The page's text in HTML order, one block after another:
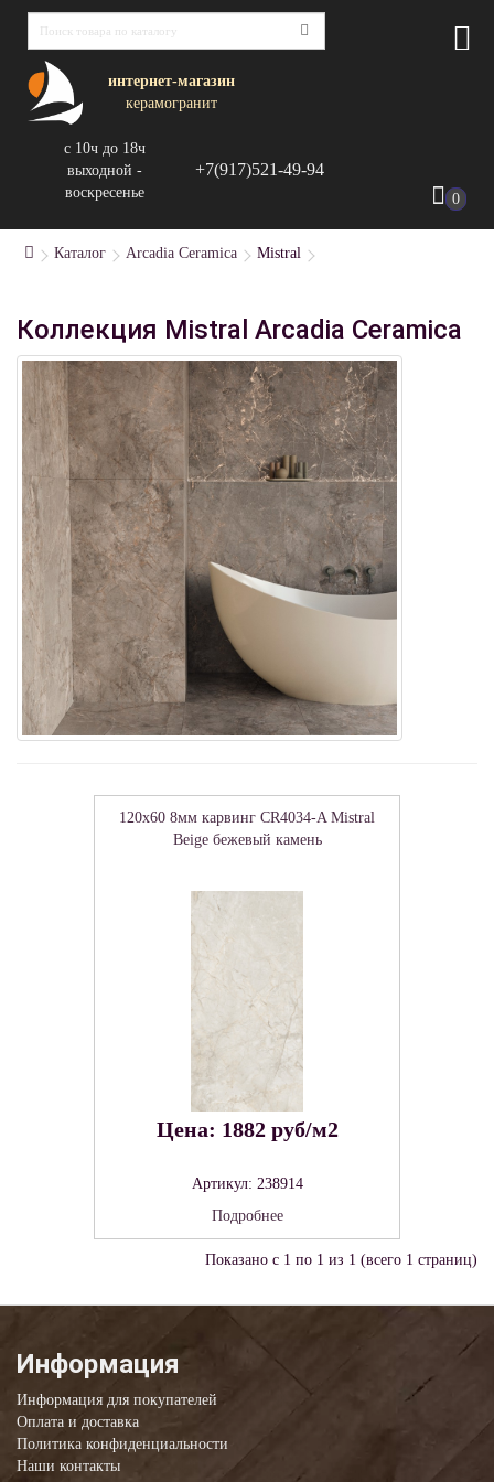
интернет-магазин
керамогранит
с 10ч до 18ч
выходной -
воскресенье
+7(917)521-49-94
0
Каталог Arcadia Ceramica Mistral
Коллекция Mistral Arcadia Ceramica
120x60 8мм карвинг CR4034-A Mistral
Beige бежевый камень
Цена: 1882 руб/м2
Артикул: 238914
Подробнее
Показано с 1 по 1 из 1 (всего 1 страниц)
Информация
Информация для покупателей
Оплата и доставка
Политика конфиденциальности
Наши контакты